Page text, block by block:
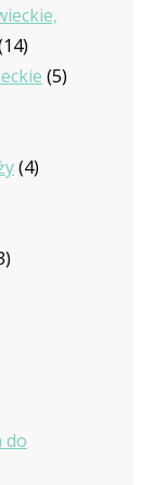
1414
produktów
55
44
13
do